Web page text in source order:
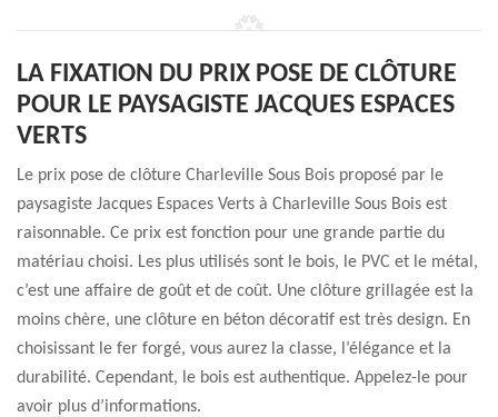
LA FIXATION DU PRIX POSE DE CLÔTURE
POUR LE PAYSAGISTE JACQUES ESPACES
VERTS
Le prix pose de clôture Charleville Sous Bois proposé par le
paysagiste Jacques Espaces Verts à Charleville Sous Bois est
raisonnable. Ce prix est fonction pour une grande partie du
matériau choisi. Les plus utilisés sont le bois, le PVC et le métal,
c’est une affaire de goût et de coût. Une clôture grillagée est la
moins chère, une clôture en béton décoratif est très design. En
choisissant le fer forgé, vous aurez la classe, l’élégance et la
durabilité. Cependant, le bois est authentique. Appelez-le pour
avoir plus d’informations.